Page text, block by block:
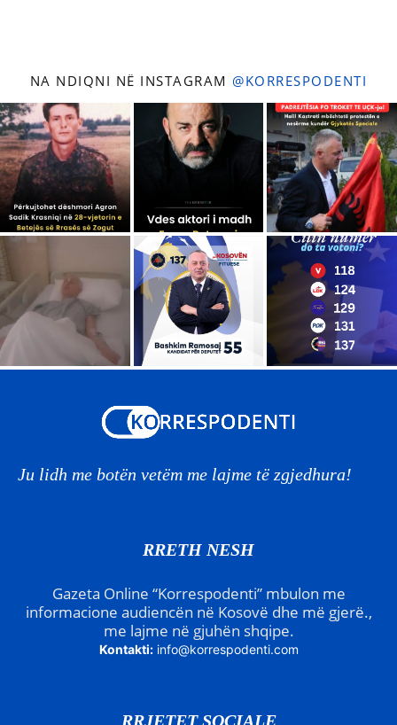
NA NDIQNI NË INSTAGRAM @KORRESPODENTI
Ju lidh me botën vetëm me lajme të zgjedhura!
RRETH NESH
Gazeta Online “Korrespodenti” mbulon me
informacione audiencën në Kosovë dhe më gjerë.,
me lajme në gjuhën shqipe.
Kontakti: info@korrespodenti.com
RRJETET SOCIALE